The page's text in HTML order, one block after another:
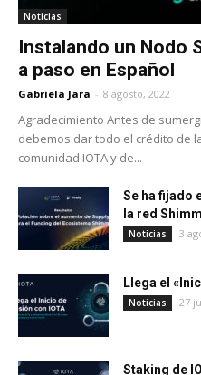
Noticias
Instalando un Nodo
a paso en Español
Gabriela Jara - 8 agosto, 2022
Agradecimiento Antes de
debemos dar todo el crédito de
comunidad IOTA y de...
Se ha fijado
la red
Noticias 3
Llega el
Noticias 27
Staking de